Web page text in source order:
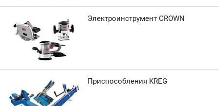
Электроинструмент CROWN
Приспособления KREG